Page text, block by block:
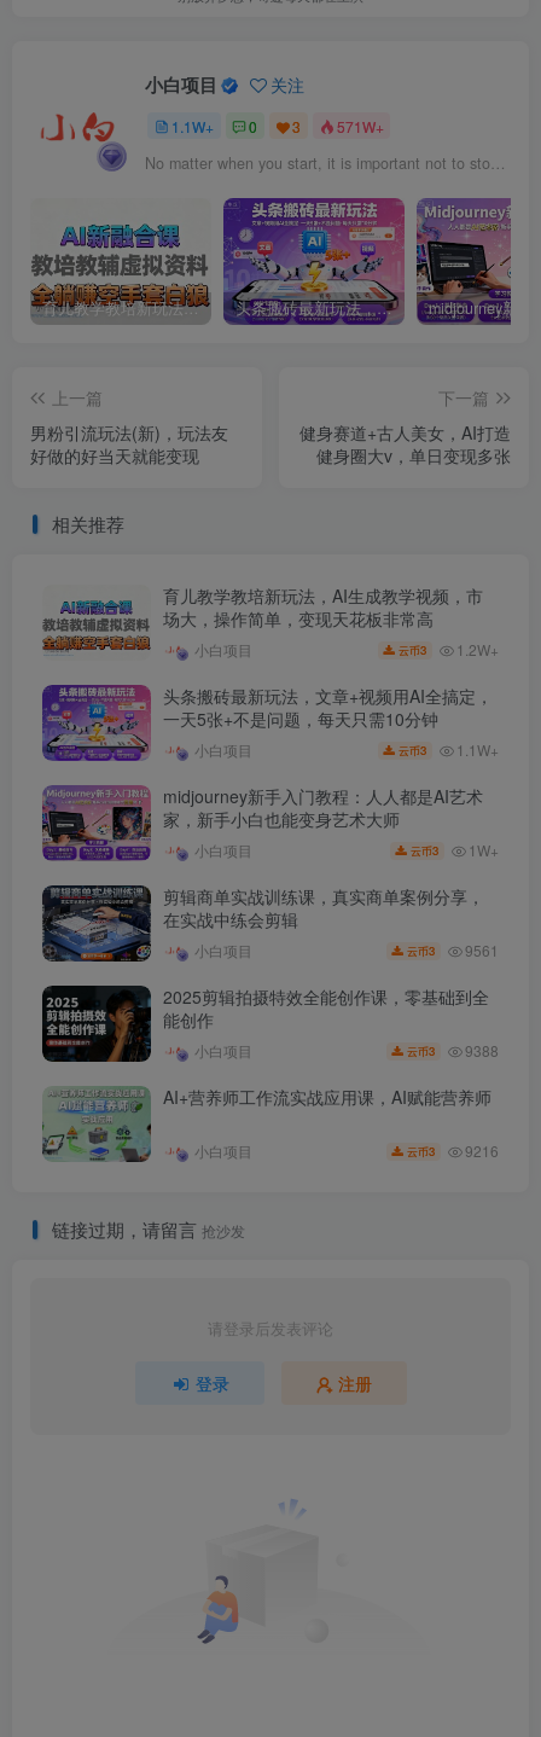
小白项目 关注
1.1W+ 0 3 571W+
No matter when you start, it is important not to stop after the start.
育儿教学教培新玩法，AI生成教学视频，市场大，操作简单，变现天花板非常高 头条搬砖最新玩法，文章+视频用AI全搞定，一天5张+不是问题，每天只需10分钟
上一篇
男粉引流玩法(新)，玩法友
好做的好当天就能变现
下一篇
健身赛道+古人美女，AI打造
健身圈大v，单日变现多张
相关推荐
育儿教学教培新玩法，AI生成教学视频，市
场大，操作简单，变现天花板非常高
小白项目 云币3 1.2W+
头条搬砖最新玩法，文章+视频用AI全搞定，
一天5张+不是问题，每天只需10分钟
小白项目 云币3 1.1W+
midjourney新手入门教程：人人都是AI艺术
家，新手小白也能变身艺术大师
小白项目 云币3 1W+
剪辑商单实战训练课，真实商单案例分享，
在实战中练会剪辑
小白项目 云币3 9561
2025剪辑拍摄特效全能创作课，零基础到全
能创作
小白项目 云币3 9388
AI+营养师工作流实战应用课，AI赋能营养师
小白项目 云币3 9216
链接过期，请留言 抢沙发
请登录后发表评论
登录 注册